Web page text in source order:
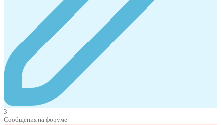
3
Сообщения на форуме